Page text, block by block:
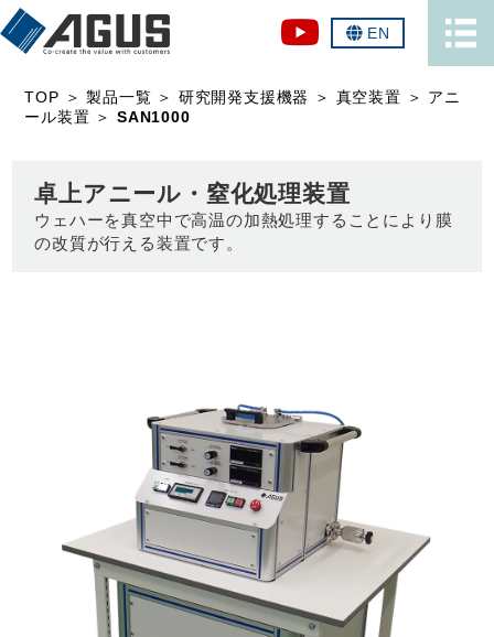
EN
TOP ＞製品一覧 ＞ 研究開発支援機器 ＞ 真空装置 ＞ アニ
ール装置 ＞SAN1000
卓上アニール・窒化処理装置
ウェハーを真空中で高温の加熱処理することにより膜
の改質が行える装置です。